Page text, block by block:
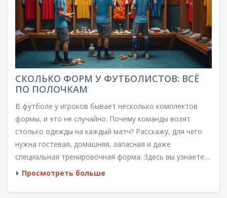
СКОЛЬКО ФОРМ У ФУТБОЛИСТОВ: ВСЁ
ПО ПОЛОЧКАМ
В футболе у игроков бывает несколько комплектов
формы, и это не случайно. Почему команды возят
столько одежды на каждый матч? Расскажу, для чего
нужна гостевая, домашняя, запасная и даже
специальная тренировочная форма. Здесь вы узнаете
практические детали – от секретов смены футболок до
Просмотреть больше